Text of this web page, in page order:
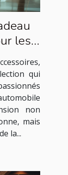
les
qui
non
mais
la...